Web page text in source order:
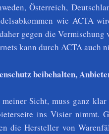
Österreich,
wie ACTA
gegen die Vermischung
kann durch ACTA auch
beibehalten,
meiner Sicht, muss ganz
ins Visier nimmt.
die Hersteller von